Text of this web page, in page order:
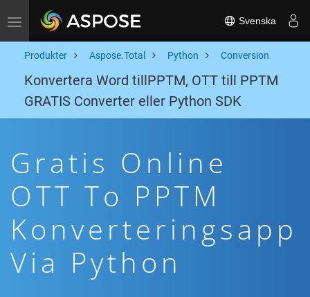
Toggle navigation Svenska
Produkter Aspose.Total Python Conversion
Konvertera Word tillPPTM, OTT till PPTM
GRATIS Converter eller Python SDK
Gratis Online
OTT To PPTM
Konverteringsapp
Via Python